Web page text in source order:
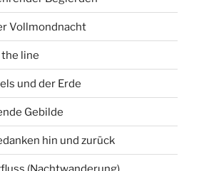
Vollmondnacht
line
und der Erde
Gebilde
hin und zurück